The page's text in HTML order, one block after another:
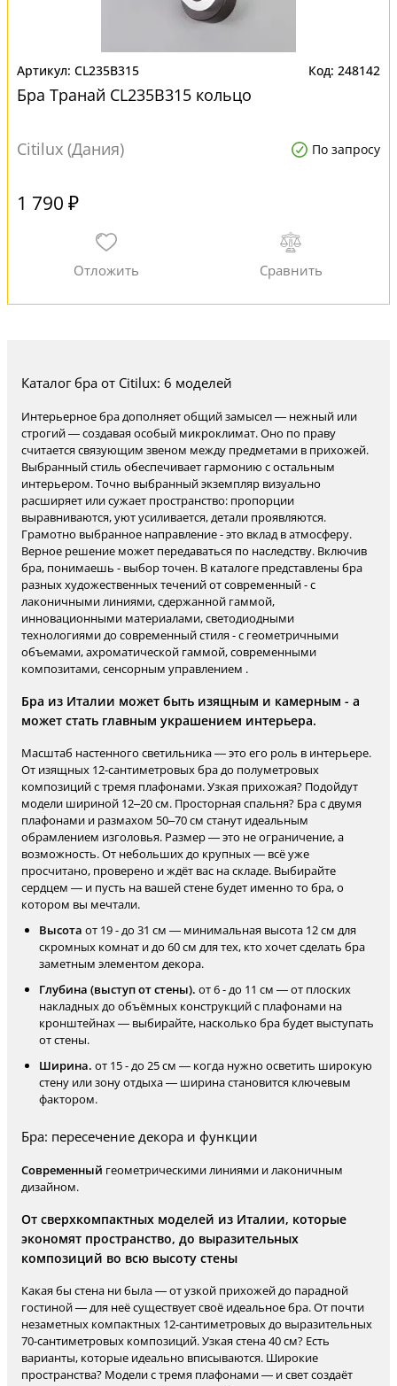
CL235B315 248142
Бра Транай CL235B315 кольцо
Citilux (Дания) По запросу
1 790 ₽
Каталог бра от Citilux: 6 моделей
Интерьерное бра дополняет общий замысел — нежный или
строгий — создавая особый микроклимат. Оно по праву
считается связующим звеном между предметами в прихожей.
Выбранный стиль обеспечивает гармонию с остальным
интерьером. Точно выбранный экземпляр визуально
расширяет или сужает пространство: пропорции
выравниваются, уют усиливается, детали проявляются.
Грамотно выбранное направление - это вклад в атмосферу.
Верное решение может передаваться по наследству. Включив
бра, понимаешь - выбор точен. В каталоге представлены бра
разных художественных течений от современный - с
лаконичными линиями, сдержанной гаммой,
инновационными материалами, светодиодными
технологиями до современный стиля - с геометричными
объемами, ахроматической гаммой, современными
композитами, сенсорным управлением .
Бра из Италии может быть изящным и камерным - а
может стать главным украшением интерьера.
Масштаб настенного светильника — это его роль в интерьере.
От изящных 12-сантиметровых бра до полуметровых
композиций с тремя плафонами. Узкая прихожая? Подойдут
модели шириной 12–20 см. Просторная спальня? Бра с двумя
плафонами и размахом 50–70 см станут идеальным
обрамлением изголовья. Размер — это не ограничение, а
возможность. От небольших до крупных — всё уже
просчитано, проверено и ждёт вас на складе. Выбирайте
сердцем — и пусть на вашей стене будет именно то бра, о
котором вы мечтали.
Высота от 19 - до 31 см — минимальная высота 12 см для
скромных комнат и до 60 см для тех, кто хочет сделать бра
заметным элементом декора.
Глубина (выступ от стены). от 6 - до 11 см — от плоских
накладных до объёмных конструкций с плафонами на
кронштейнах — выбирайте, насколько бра будет выступать
от стены.
Ширина. от 15 - до 25 см — когда нужно осветить широкую
стену или зону отдыха — ширина становится ключевым
фактором.
Бра: пересечение декора и функции
Современный геометрическими линиями и лаконичным
дизайном.
От сверхкомпактных моделей из Италии, которые
экономят пространство, до выразительных
композиций во всю высоту стены
Какая бы стена ни была — от узкой прихожей до парадной
гостиной — для неё существует своё идеальное бра. От почти
незаметных компактных 12-сантиметровых до выразительных
70-сантиметровых композиций. Узкая стена 40 см? Есть
варианты, которые идеально вписываются. Широкие
пространства? Модели с тремя плафонами — и свет создаёт